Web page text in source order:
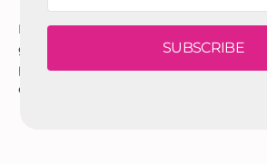
Encuentra las mejores recetas fáciles,
guías gastronómicas en SABORES DE MI
principal para transformar ingredientes
experiencias inolvidables.
SUBSCRIBE